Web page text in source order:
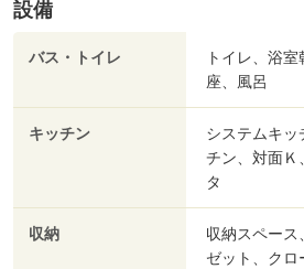
設備
バス・トイレ
トイレ、浴
座、風呂
キッチン
システムキッ
チン、対面Ｋ
タ
収納
収納スペース
ゼット、クロ